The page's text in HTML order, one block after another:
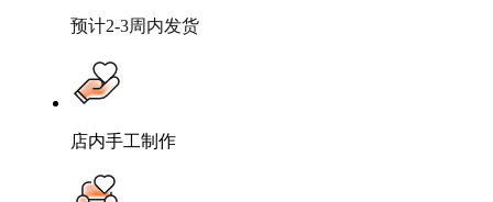
预计2-3周内发货
店内手工制作